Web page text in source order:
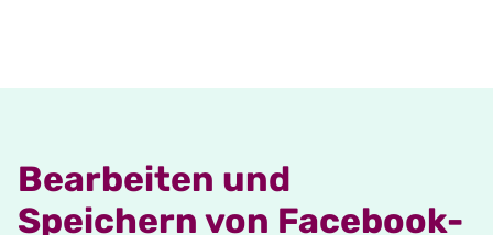
Bearbeiten und
Speichern von Facebook-